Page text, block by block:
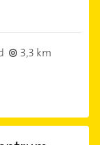
3,3 km